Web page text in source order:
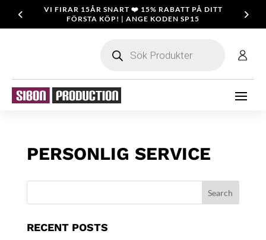
VI FIRAR 15ÅR SNART ❤️ 15% RABATT PÅ DITT
FÖRSTA KÖP! | ANGE KODEN SP15
search
PERSONLIG SERVICE
RECENT POSTS